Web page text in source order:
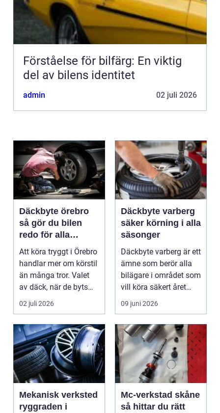
Förståelse för bilfärg: En viktig
del av bilens identitet
admin 02 juli 2026
Däckbyte örebro
så gör du bilen
redo för alla
årstider
Att köra tryggt i Örebro
handlar mer om körstil
än många tror. Valet
av däck, när de byts
och hur de...
02 juli 2026
Däckbyte varberg
säker körning i alla
säsonger
Däckbyte varberg är ett
ämne som berör alla
bilägare i området som
vill köra säkert året
om. När väd...
09 juni 2026
Mekanisk verksted
ryggraden i
Mc-verkstad skåne
så hittar du rätt